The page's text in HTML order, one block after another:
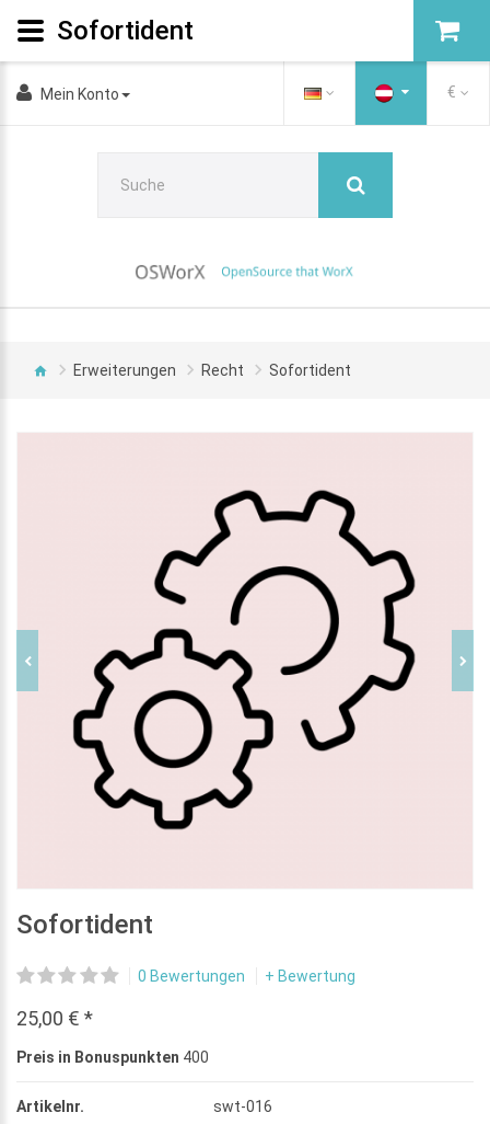
Mein Konto €
Erweiterungen Recht Sofortident
Sofortident
0 Bewertungen + Bewertung
25,00 € *
Preis in Bonuspunkten 400
Artikelnr.
swt-016
Sofortident